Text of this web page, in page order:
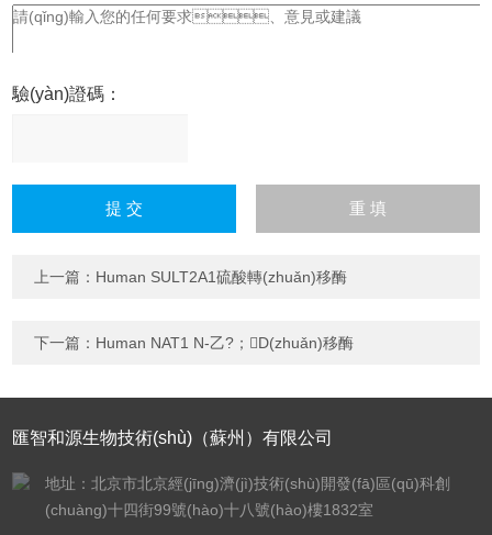
驗(yàn)證碼：
shù)字），如：三加四=7
上一篇： Human SULT2A1硫酸轉(zhuǎn)移酶
下一篇： Human NAT1 N-乙?；D(zhuǎn)移酶
匯智和源生物技術(shù)（蘇州）有限公司
地址：北京市北京經(jīng)濟(jì)技術(shù)開發(fā)區(qū)科創
(chuàng)十四街99號(hào)十八號(hào)樓1832室